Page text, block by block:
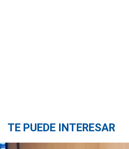
TE PUEDE INTERESAR